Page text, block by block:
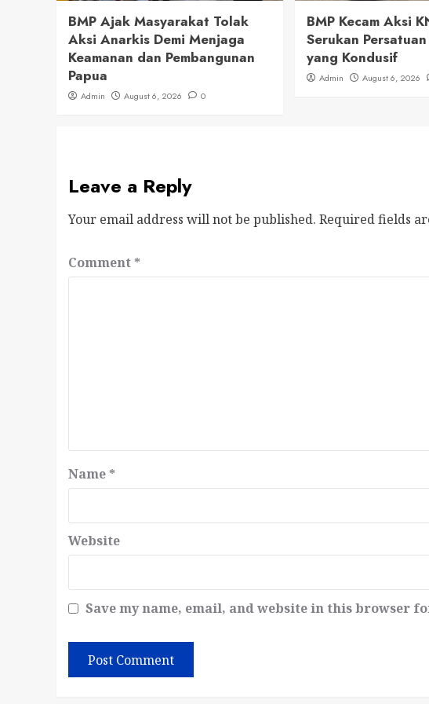
BMP Ajak Masyarakat Tolak
Aksi Anarkis Demi Menjaga
Keamanan dan Pembangunan
Papua
Admin August 6, 2026 0
BMP Kecam Aksi
Serukan
yang Kondusif
Admin August 6, 2026
Leave a Reply
Your email address will not be published. Required fields
Comment *
Name *
Website
Save my name, email, and website in this browser